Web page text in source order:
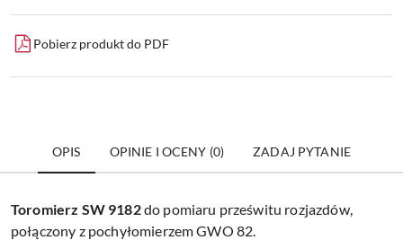
Pobierz produkt do PDF
OPIS OPINIE I OCENY (0) ZADAJ PYTANIE
Toromierz SW 9182do pomiaru prześwitu rozjazdów,
połączony z pochyłomierzem GWO 82.